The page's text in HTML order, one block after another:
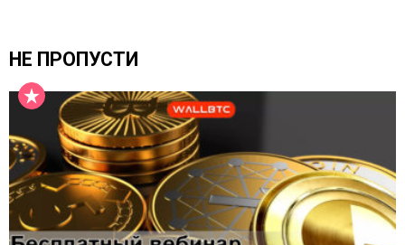
НЕ ПРОПУСТИ